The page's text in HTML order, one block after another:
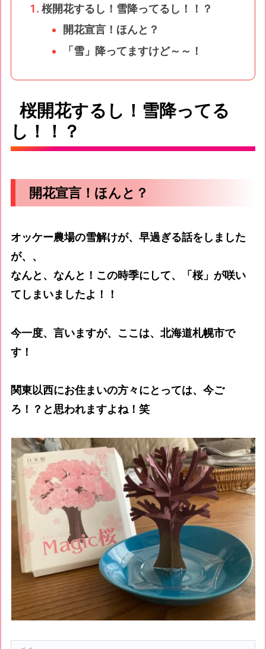
桜開花するし！雪降ってるし！！？
開花宣言！ほんと？
「雪」降ってますけど～～！
桜開花するし！雪降ってる
し！！？
開花宣言！ほんと？
オッケー農場の雪解けが、早過ぎる話をしました
が、、
なんと、なんと！この時季にして、「桜」が咲い
てしまいましたよ！！
今一度、言いますが、ここは、北海道札幌市で
す！
関東以西にお住まいの方々にとっては、今ご
ろ！？と思われますよね！笑